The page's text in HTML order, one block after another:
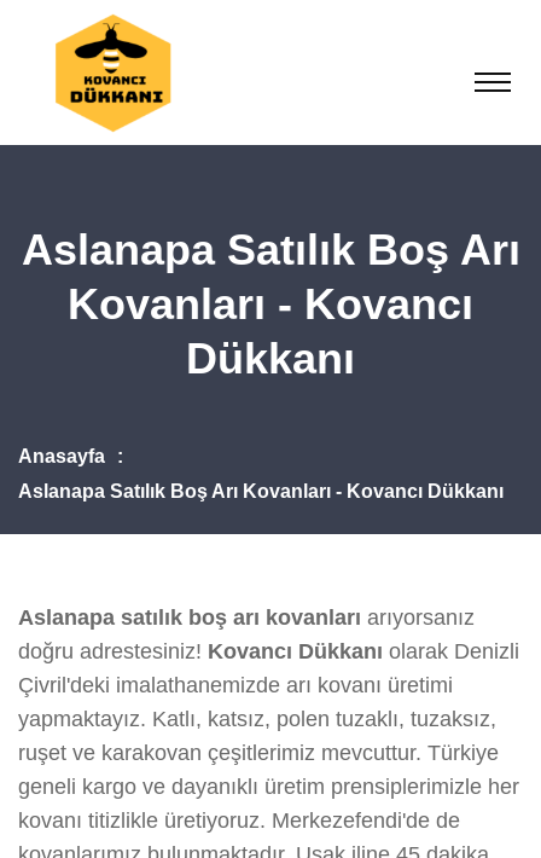
Aslanapa Satılık Boş Arı
Kovanları - Kovancı
Dükkanı
Anasayfa
Aslanapa Satılık Boş Arı Kovanları - Kovancı Dükkanı
Aslanapa satılık boş arı kovanları arıyorsanız
doğru adrestesiniz! Kovancı Dükkanı olarak Denizli
Çivril'deki imalathanemizde arı kovanı üretimi
yapmaktayız. Katlı, katsız, polen tuzaklı, tuzaksız,
ruşet ve karakovan çeşitlerimiz mevcuttur. Türkiye
geneli kargo ve dayanıklı üretim prensiplerimizle her
kovanı titizlikle üretiyoruz. Merkezefendi'de de